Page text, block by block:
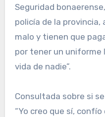
Seguridad
policía de la provincia,
malo y tienen que
por tener un uniforme
vida de nadie”.
Consultada sobre si
“Yo creo que sí,